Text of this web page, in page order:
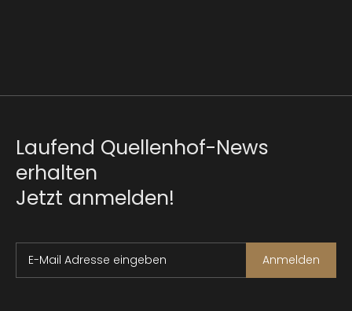
Laufend Quellenhof-News
erhalten
Jetzt anmelden!
E-Mail Adresse eingeben Anmelden